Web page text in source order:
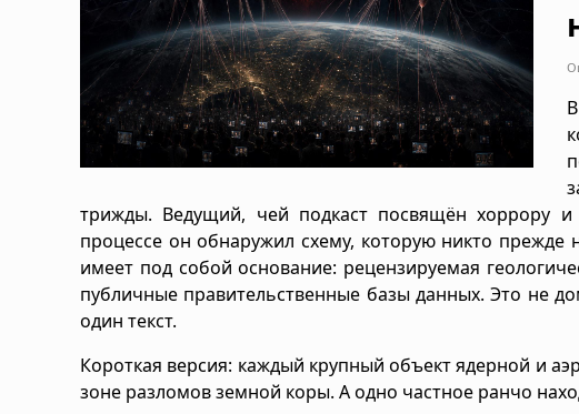
трижды. Ведущий, чей подкаст посвящён хоррору
процессе он обнаружил схему, которую никто
имеет под собой основание: рецензируемая
публичные правительственные базы данных. Это не
один текст.
Короткая версия: каждый крупный объект ядерной и
зоне разломов земной коры. А одно частное ранчо